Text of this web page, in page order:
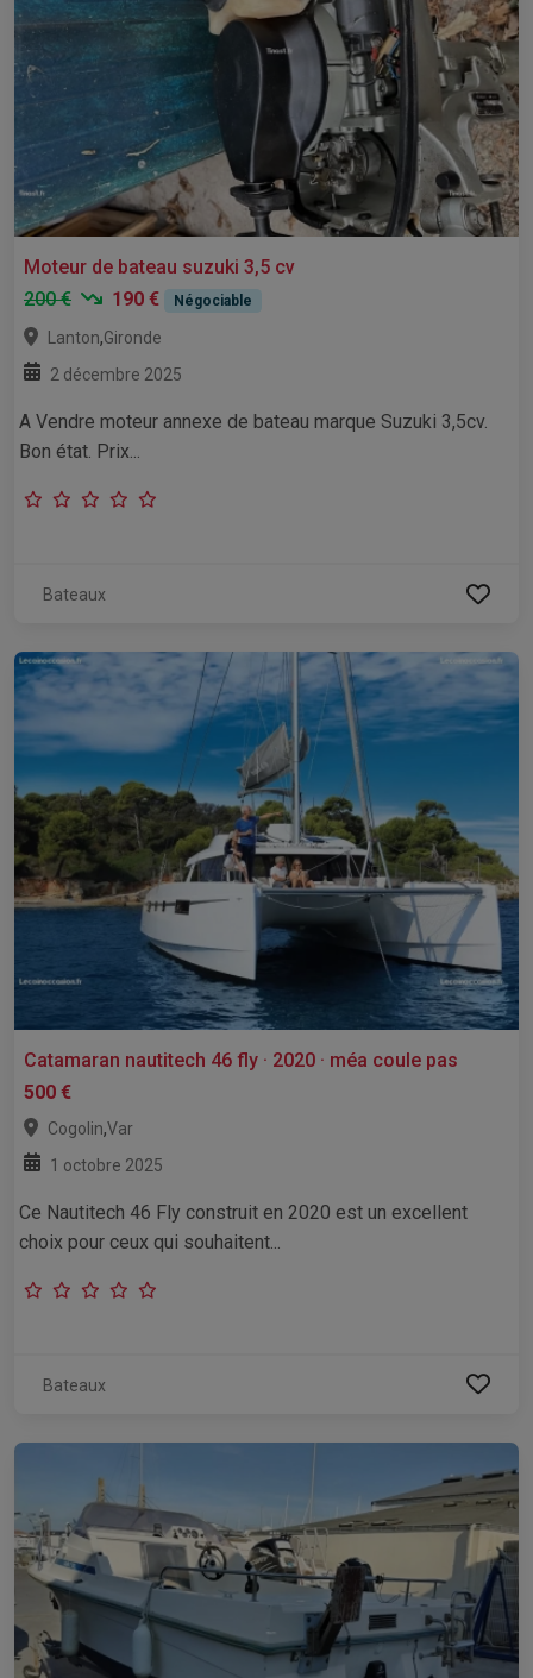
Moteur de bateau suzuki 3,5 cv
200 €
190 € Négociable
Lanton,Gironde
2 décembre 2025
A Vendre moteur annexe de bateau marque Suzuki 3,5cv.
Bon état. Prix...
Bateaux
Catamaran nautitech 46 fly · 2020 · méa coule pas
500 €
Cogolin,Var
1 octobre 2025
Ce Nautitech 46 Fly construit en 2020 est un excellent
choix pour ceux qui souhaitent...
Bateaux